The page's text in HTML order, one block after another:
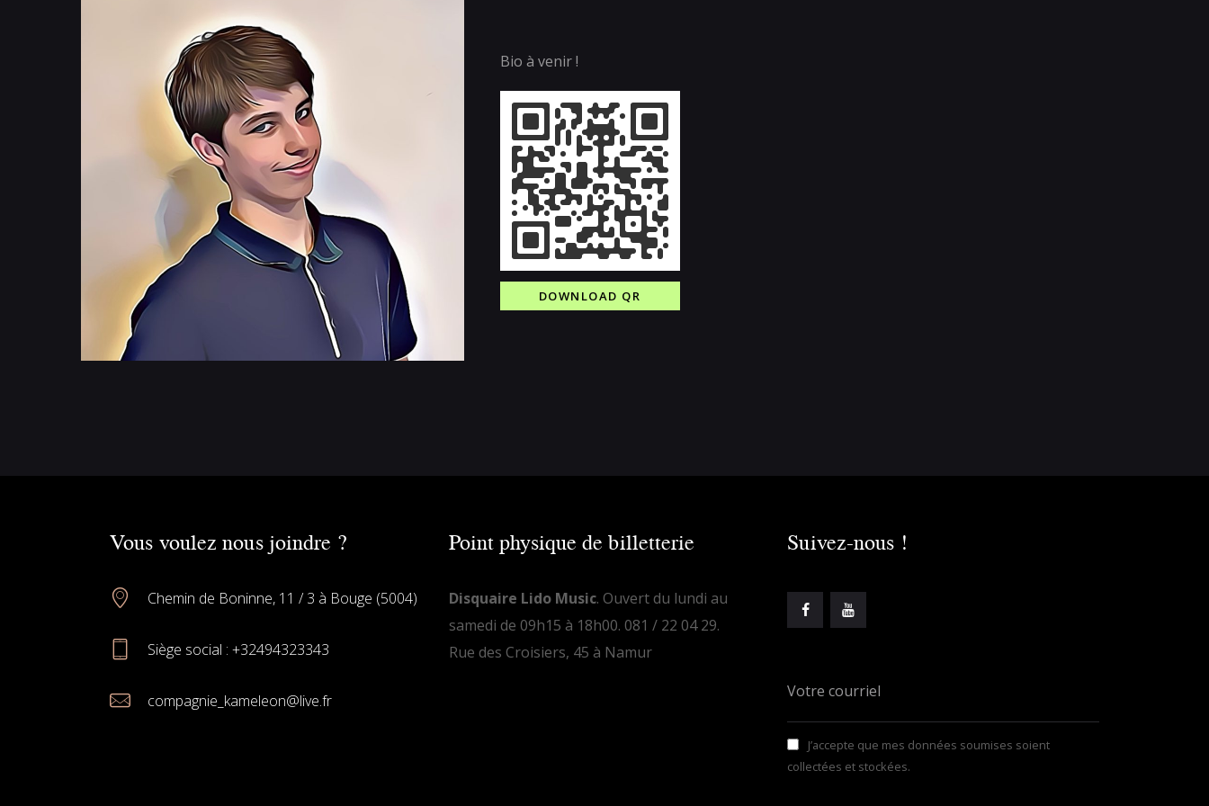
Bio à venir !
DOWNLOAD QR
Vous voulez nous joindre ?
Chemin de Boninne, 11 / 3 à Bouge (5004)
Siège social : +32494323343
compagnie_kameleon@live.fr
Point physique de billetterie
Disquaire Lido Music. Ouvert du lundi au
samedi de 09h15 à 18h00. 081 / 22 04 29.
Rue des Croisiers, 45 à Namur
Suivez-nous !
J’accepte que mes données soumises soient
collectées et stockées.